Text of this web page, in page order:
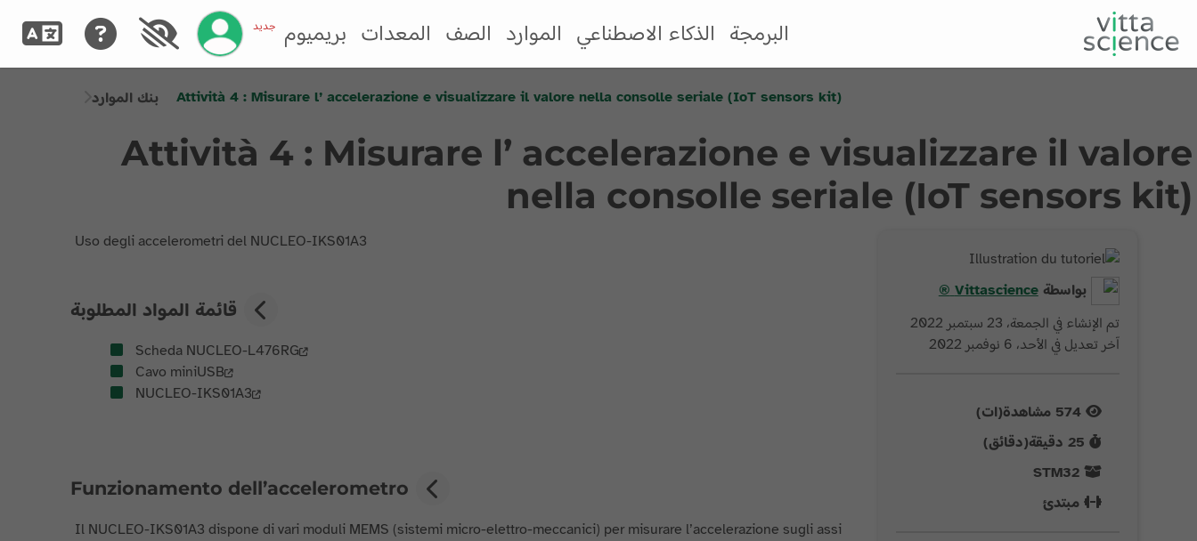
البرمجة الذكاء الاصطناعي الموارد الصف المعدات بريميوم جديد إدارة حسابك
بنك الموارد Attività 4 : Misurare l’ accelerazione e visualizzare il valore nella consolle seriale (IoT sensors kit)
Attività 4 : Misurare l’ accelerazione e visualizzare il valore
nella consolle seriale (IoT sensors kit)
بواسطةVittascience
®
تم الإنشاء في الجمعة، 23 سبتمبر 2022
آخر تعديل في الأحد، 6 نوفمبر 2022
574 مشاهدة(ات)
25 دقيقة(دقائق)
STM32
مبتدئ
Uso degli accelerometri del NUCLEO-IKS01A3
قائمة المواد المطلوبة
Scheda NUCLEO-L476RG
Cavo miniUSB
NUCLEO-IKS01A3
Funzionamento dell’accelerometro
Il NUCLEO-IKS01A3 dispone di vari moduli MEMS (sistemi micro-elettro-meccanici) per misurare l’accelerazione sugli assi